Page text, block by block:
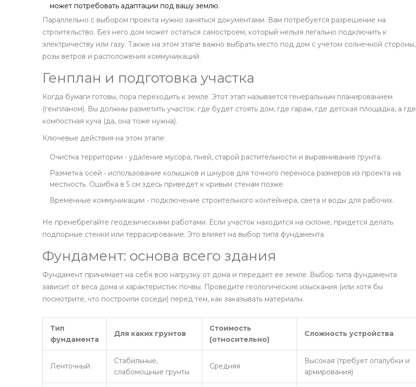
может потребовать адаптации под вашу землю.
Параллельно с выбором проекта нужно заняться документами. Вам потребуется разрешение на
строительство. Без него дом может остаться самостроем, который нельзя легально подключить к
электричеству или газу. Также на этом этапе важно выбрать место под дом с учетом солнечной стороны,
розы ветров и расположения коммуникаций.
Генплан и подготовка участка
Когда бумаги готовы, пора переходить к земле. Этот этап называется генеральным планированием
(генпланом). Вы должны разметить участок: где будет стоять дом, где гараж, где детская площадка, а где
компостная куча (да, она тоже нужна).
Ключевые действия на этом этапе:
Очистка территории - удаление мусора, пней, старой растительности и выравнивание грунта.
Разметка осей - использование колышков и шнуров для точного переноса размеров из проекта на
местность. Ошибка в 5 см здесь приведет к кривым стенам позже.
Временные коммуникации - подключение строительного контейнера, света и воды для рабочих.
Не пренебрегайте геодезическими работами. Если участок находится на склоне, придется делать
подпорные стенки или террасирование. Это влияет на выбор типа фундамента.
Фундамент: основа всего здания
Фундамент принимает на себя всю нагрузку от дома и передает ее земле. Выбор типа фундамента
зависит от веса дома и характеристик почвы. Проведите геологические изыскания (или хотя бы
посмотрите, что построили соседи) перед тем, как заказывать материалы.
Тип
фундамента
Для каких грунтов
Стоимость
(относительно)
Сложность устройства
Ленточный
Стабильные,
слабомощные грунты
Средняя
Высокая (требует опалубки и
армирования)